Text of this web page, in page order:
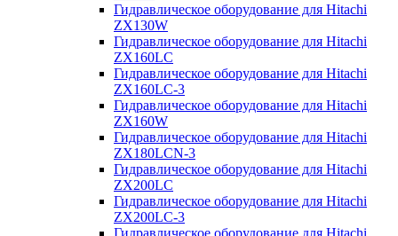
Гидравлическое оборудование для Hitachi
ZX130W
Гидравлическое оборудование для Hitachi
ZX160LC
Гидравлическое оборудование для Hitachi
ZX160LC-3
Гидравлическое оборудование для Hitachi
ZX160W
Гидравлическое оборудование для Hitachi
ZX180LCN-3
Гидравлическое оборудование для Hitachi
ZX200LC
Гидравлическое оборудование для Hitachi
ZX200LC-3
Гидравлическое оборудование для Hitachi